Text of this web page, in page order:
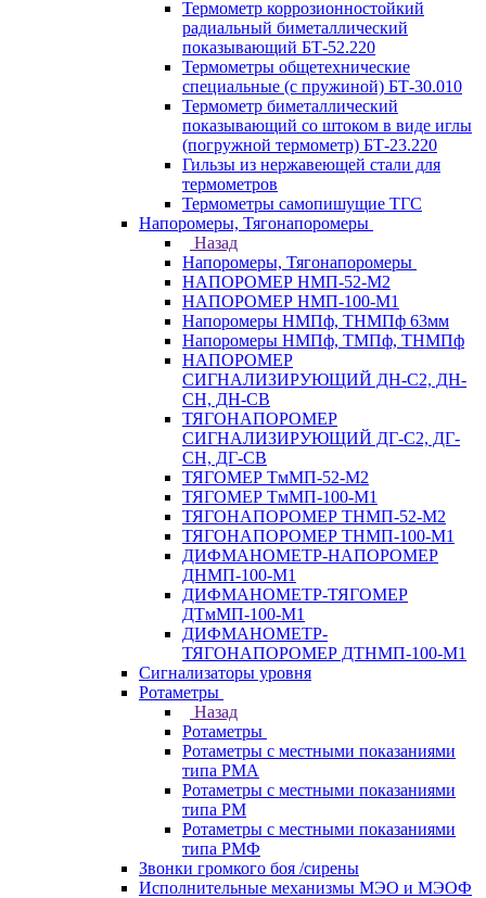
Термометр коррозионностойкий
радиальный биметаллический
показывающий БТ-52.220
Термометры общетехнические
специальные (с пружиной) БТ-30.010
Термометр биметаллический
показывающий со штоком в виде иглы
(погружной термометр) БТ-23.220
Гильзы из нержавеющей стали для
термометров
Термометры самопишущие ТГС
Напоромеры, Тягонапоромеры
Назад
Напоромеры, Тягонапоромеры
НАПОРОМЕР НМП-52-М2
НАПОРОМЕР НМП-100-М1
Напоромеры НМПф, ТНМПф 63мм
Напоромеры НМПф, ТМПф, ТНМПф
НАПОРОМЕР
СИГНАЛИЗИРУЮЩИЙ ДН-С2, ДН-
СН, ДН-СВ
ТЯГОНАПОРОМЕР
СИГНАЛИЗИРУЮЩИЙ ДГ-С2, ДГ-
СН, ДГ-СВ
ТЯГОМЕР ТмМП-52-М2
ТЯГОМЕР ТмМП-100-М1
ТЯГОНАПОРОМЕР ТНМП-52-М2
ТЯГОНАПОРОМЕР ТНМП-100-М1
ДИФМАНОМЕТР-НАПОРОМЕР
ДНМП-100-М1
ДИФМАНОМЕТР-ТЯГОМЕР
ДТмМП-100-М1
ДИФМАНОМЕТР-
ТЯГОНАПОРОМЕР ДТНМП-100-М1
Сигнализаторы уровня
Ротаметры
Назад
Ротаметры
Ротаметры с местными показаниями
типа РМА
Ротаметры с местными показаниями
типа РМ
Ротаметры с местными показаниями
типа РМФ
Звонки громкого боя /сирены
Исполнительные механизмы МЭО и МЭОФ